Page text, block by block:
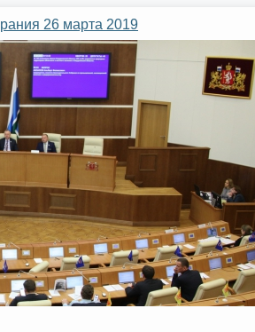
26 марта 2019